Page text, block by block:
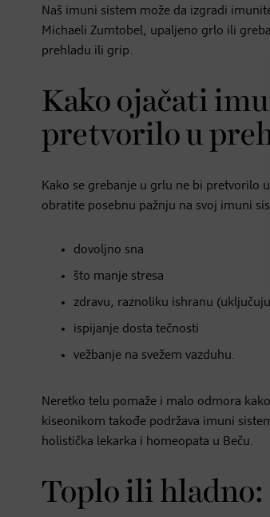
Naš imuni sistem može da izgradi
Michaeli Zumtobel, upaljeno grlo ili
prehladu ili grip.
Kako ojačati
pretvorilo u
Kako se grebanje u grlu ne bi pretvorilo
obratite posebnu pažnju na svoj imuni
dovoljno sna
što manje stresa
zdravu, raznoliku ishranu
ispijanje dosta tečnosti
vežbanje na svežem vazduhu.
Neretko telu pomaže i malo odmora
kiseonikom takođe podržava imuni
holistička lekarka i homeopata u Beču.
Toplo ili hladno: